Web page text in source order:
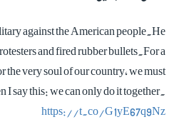
against the American people.He
and fired rubber bullets.For a
very soul of our country, we must
I say this: we can only do it together.
https://t.co/G1yE67q9Nz